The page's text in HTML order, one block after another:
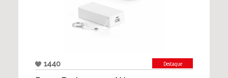
1440 Destaque